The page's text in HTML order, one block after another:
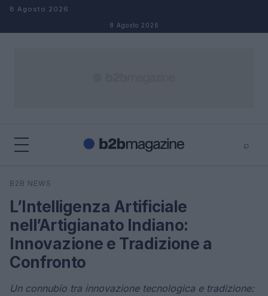
Salta al contenuto
8 Agosto 2026
8 Agosto 2026
⌕
Cerca
B2B NEWS
L’Intelligenza Artificiale
nell’Artigianato Indiano:
Innovazione e Tradizione a
Confronto
Un connubio tra innovazione tecnologica e tradizione: